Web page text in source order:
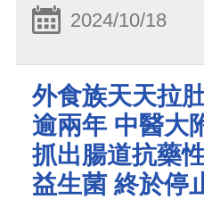
2024/10/18
外食族天天拉
逾兩年 中醫大
抓出腸道抗藥
益生菌 終於停